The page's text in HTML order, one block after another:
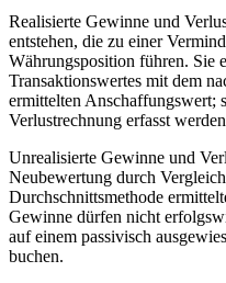
Realisierte Gewinne und
entstehen, die zu einer
Währungsposition führen. Sie
Transaktionswertes mit dem
ermittelten Anschaffungswert;
Verlustrechnung erfasst
Unrealisierte Gewinne und
Neubewertung durch
Durchschnittsmethode
Gewinne dürfen nicht
auf einem passivisch
buchen.